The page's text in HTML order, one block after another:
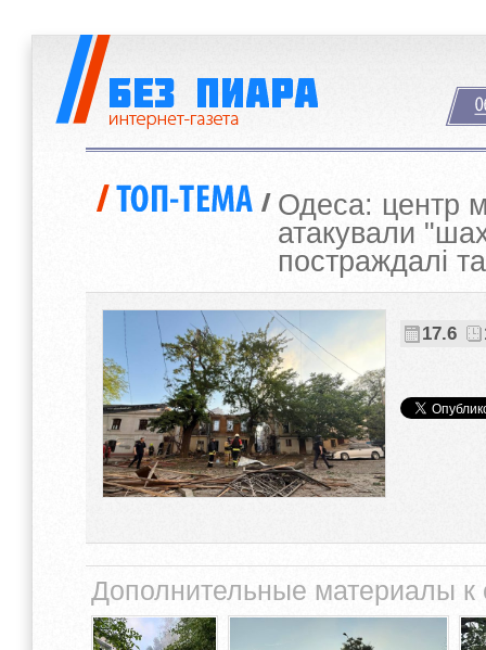
Одеса: центр
атакували
постраждалі
17.6
Дополнительные материалы к